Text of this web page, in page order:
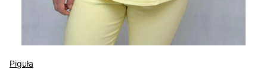
Piguła